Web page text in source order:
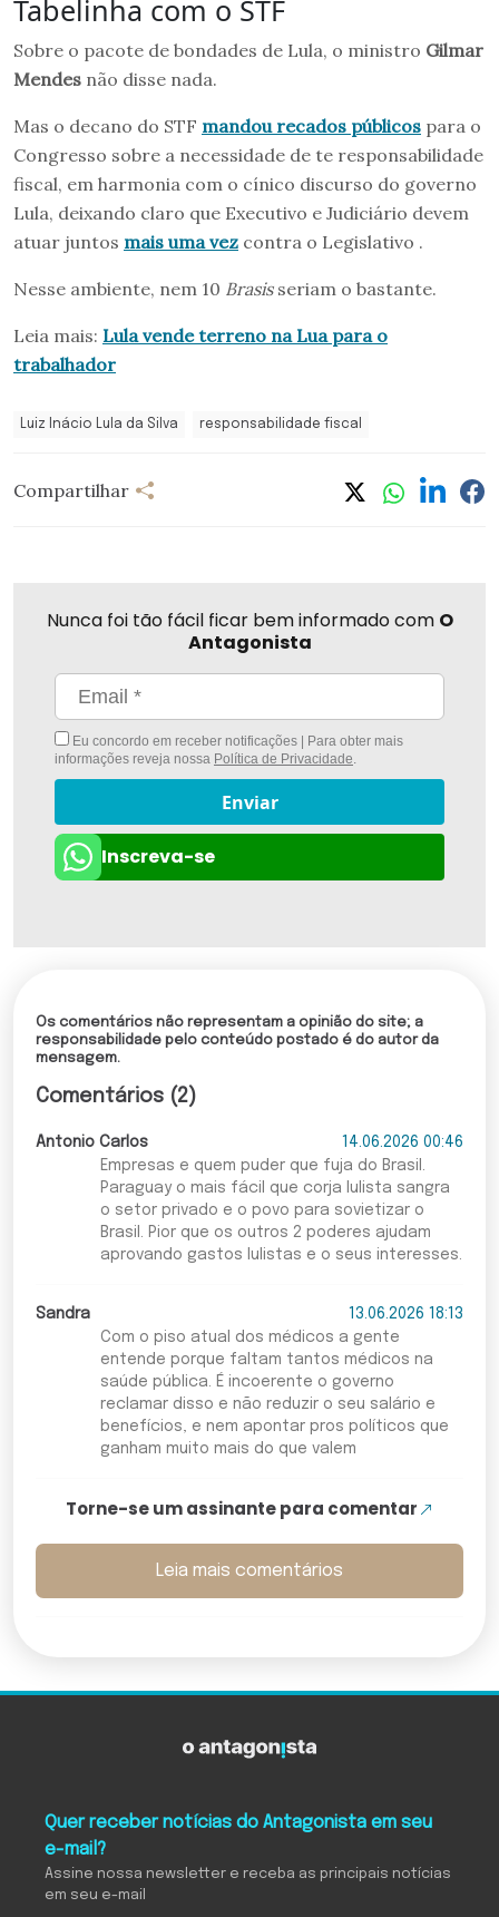
Tabelinha com o STF
Sobre o pacote de bondades de Lula, o ministro Gilmar
Mendes não disse nada.
Mas o decano do STF mandou recados públicos para o
Congresso sobre a necessidade de te responsabilidade
fiscal, em harmonia com o cínico discurso do governo
Lula, deixando claro que Executivo e Judiciário devem
atuar juntos mais uma vez contra o Legislativo .
Nesse ambiente, nem 10 Brasisseriam o bastante.
Leia mais: Lula vende terreno na Lua para o
trabalhador
Luiz Inácio Lula da Silva responsabilidade fiscal
Compartilhar
Nunca foi tão fácil ficar bem informado com O
Antagonista
Eu concordo em receber notificações | Para obter mais
informações reveja nossa Política de Privacidade.
Enviar
Inscreva-se
Os comentários não representam a opinião do site; a
responsabilidade pelo conteúdo postado é do autor da
mensagem.
Comentários (2)
Antonio Carlos
14.06.2026 00:46
Empresas e quem puder que fuja do Brasil.
Paraguay o mais fácil que corja lulista sangra
o setor privado e o povo para sovietizar o
Brasil. Pior que os outros 2 poderes ajudam
aprovando gastos lulistas e o seus interesses.
Sandra
13.06.2026 18:13
Com o piso atual dos médicos a gente
entende porque faltam tantos médicos na
saúde pública. É incoerente o governo
reclamar disso e não reduzir o seu salário e
benefícios, e nem apontar pros políticos que
ganham muito mais do que valem
Torne-se um assinante para comentar
Leia mais comentários
Quer receber notícias do Antagonista em seu
e-mail?
Assine nossa newsletter e receba as principais notícias
em seu e-mail